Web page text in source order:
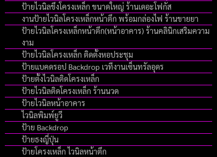
ป้ายไวนิลขึงโครงเหล็ก ขนาดใหญ่ ร้านเดอะโฟกัส
งานป้ายไวนิลโครงเหล็กหน้าตึก พร้อมกล่องไฟ ร้านขายยา
ป้ายไวนิลโครงเหล็กหน้าตึก(หน้าอาคาร) ร้านคลินิกเสริมความ
งาม
ป้ายไวนิลโครงเหล็ก ติดตั้งหอประชุม
ป้ายแบคดรอป Backdrop เวทีงานเซ็นทรัลอุดร
ป้ายตั้งไวนิลติดโครงเหล็ก
ป้ายไวนิลติดโครงเหล็ก ร้านนวด
ป้ายไวนิลหน้าอาคาร
ไวนิลพิมพ์ยูวี
ป้าย Backdrop
ป้ายธงญี่ปุ่น
ป้ายโครงเหล็ก ไวนิลหน้าตึก